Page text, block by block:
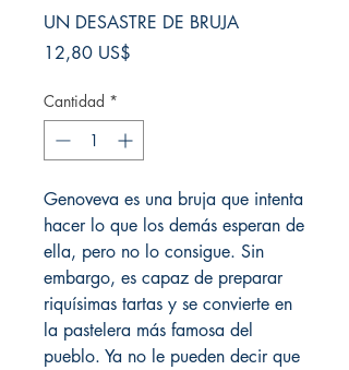
UN DESASTRE DE BRUJA
12,80 US$
Cantidad *
Genoveva es una bruja que intenta
hacer lo que los demás esperan de
ella, pero no lo consigue. Sin
embargo, es capaz de preparar
riquísimas tartas y se convierte en
la pastelera más famosa del
pueblo. Ya no le pueden decir que